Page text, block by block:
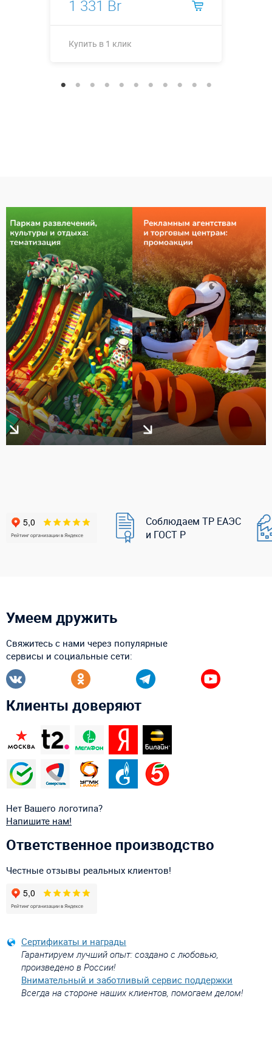
1 331 Br
Купить в 1 клик
Соблюдаем ТР ЕАЭС
и ГОСТ Р
Умеем дружить
Свяжитесь с нами через популярные
сервисы и социальные сети:
Клиенты доверяют
Нет Вашего логотипа?
Напишите нам!
Ответственное производство
Честные отзывы реальных клиентов!
Сертификаты и награды
Гарантируем лучший опыт: создано с любовью,
произведено в России!
Внимательный и заботливый сервис поддержки
Всегда на стороне наших клиентов, помогаем делом!